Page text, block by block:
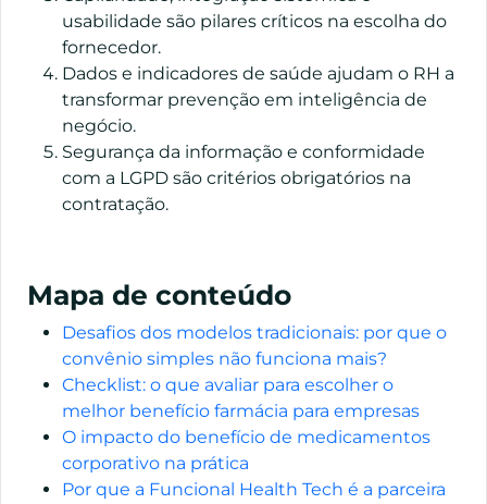
usabilidade são pilares críticos na escolha do
fornecedor.
Dados e indicadores de saúde ajudam o RH a
transformar prevenção em inteligência de
negócio.
Segurança da informação e conformidade
com a LGPD são critérios obrigatórios na
contratação.
Mapa de conteúdo
Desafios dos modelos tradicionais: por que o
convênio simples não funciona mais?
Checklist: o que avaliar para escolher o
melhor benefício farmácia para empresas
O impacto do benefício de medicamentos
corporativo na prática
Por que a Funcional Health Tech é a parceira